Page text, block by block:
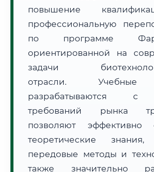
Формат учебы:
🗺️ Зона обслуживания: г. Липецк
Расчет логистики оригиналов:
• Маршрут транзита:~2 815 км
• Экспресс-доставка СДЭК / Почтой: 4–6 рабочих
📜 Документы и аккредитация
повышение
профессиональную
по программе
ориентированной на
задачи
отрасли. Учебные
разрабатываются с
требований рынка
позволяют эффективно
теоретические знания,
передовые методы и
также значительно